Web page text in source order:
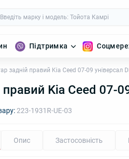
Підтримка
задній правий Kia Ceed 07-09 універсал
правий Kia Ceed 07-
223-1931R-UE-03
Опис Застосовність